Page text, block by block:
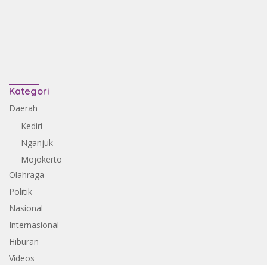
Kategori
Daerah
Kediri
Nganjuk
Mojokerto
Olahraga
Politik
Nasional
Internasional
Hiburan
Videos